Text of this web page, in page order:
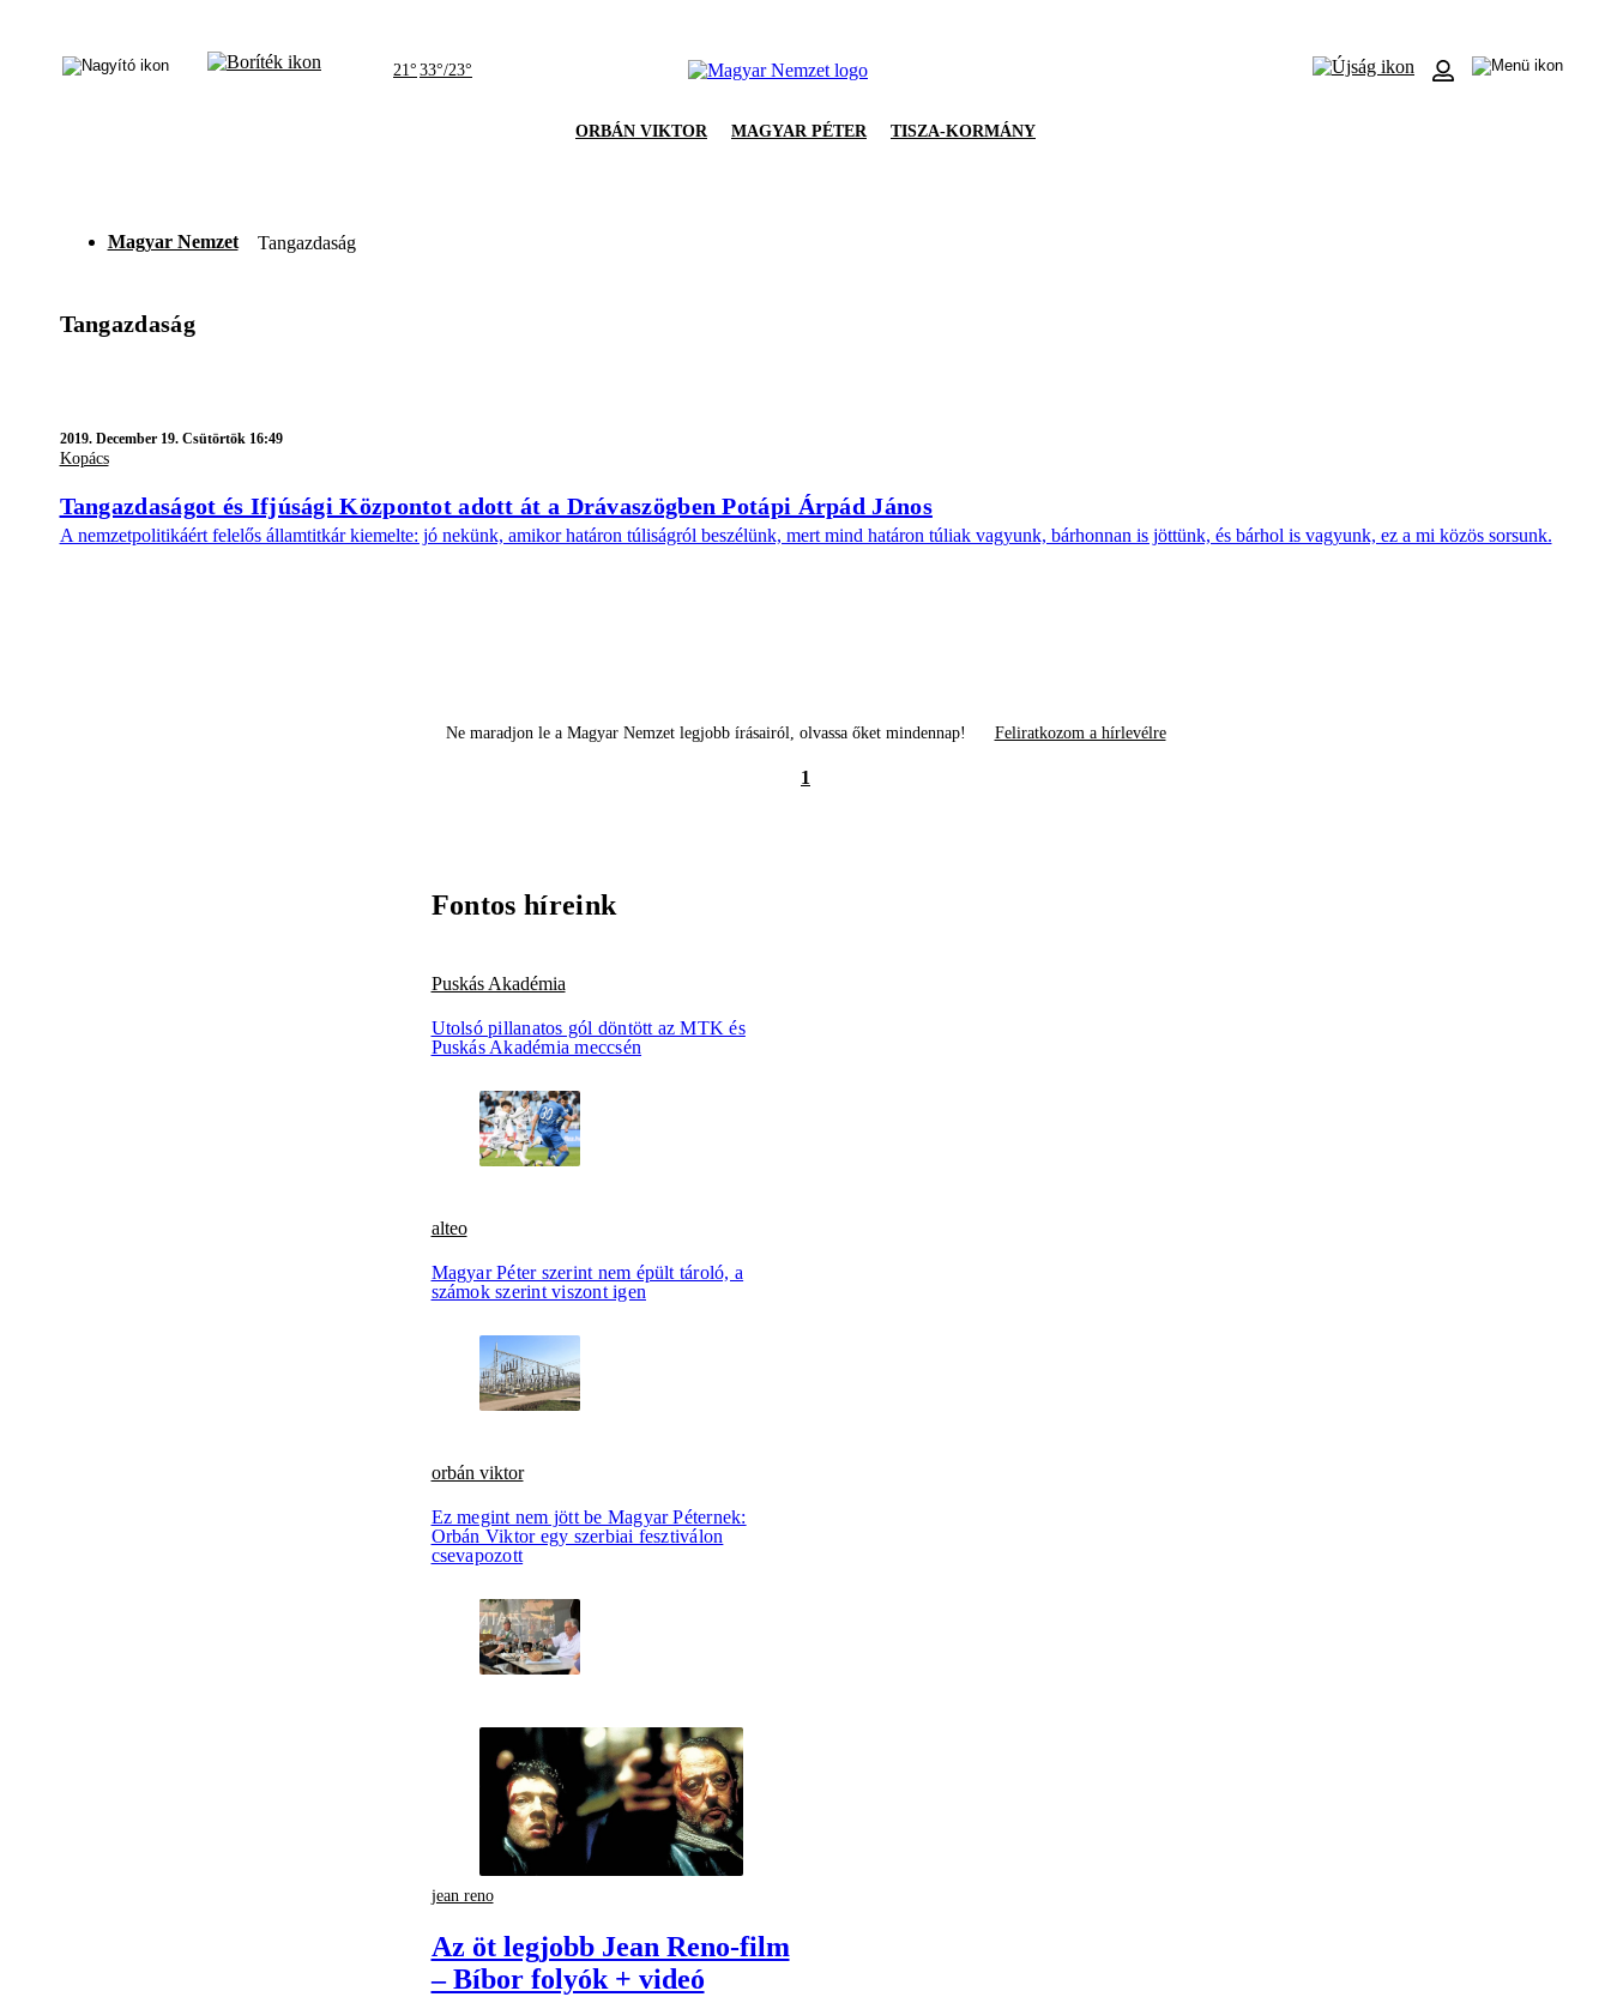
21° 33°/23°
ORBÁN VIKTOR MAGYAR PÉTER TISZA-KORMÁNY
Magyar Nemzet Tangazdaság
Tangazdaság
2019. December 19. Csütörtök 16:49
Kopács
Tangazdaságot és Ifjúsági Központot adott át a Drávaszögben Potápi Árpád János
A nemzetpolitikáért felelős államtitkár kiemelte: jó nekünk, amikor határon túliságról beszélünk, mert mind határon túliak vagyunk, bárhonnan is jöttünk, és bárhol is vagyunk, ez a mi közös sorsunk.
Ne maradjon le a Magyar Nemzet legjobb írásairól, olvassa őket mindennap! Feliratkozom a hírlevélre
1
Fontos híreink
Puskás Akadémia
Utolsó pillanatos gól döntött az MTK és
Puskás Akadémia meccsén
alteo
Magyar Péter szerint nem épült tároló, a
számok szerint viszont igen
orbán viktor
Ez megint nem jött be Magyar Péternek:
Orbán Viktor egy szerbiai fesztiválon
csevapozott
jean reno
Az öt legjobb Jean Reno-film
– Bíbor folyók + videó